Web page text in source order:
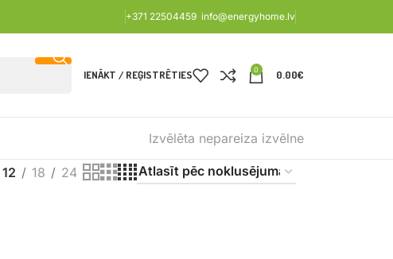
+371 22504459 info@energyhome.lv
IENĀKT / REĢISTRĒTIES 0 0.00€
Izvēlēta nepareiza izvēlne
12 18 24